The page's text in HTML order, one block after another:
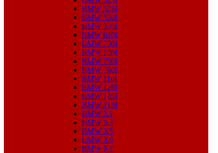
BMW 528I
BMW 530I
BMW 535I
BMW 640I
BMW 730I
BMW 740I
BMW 750I
BMW 760I
BMW 116I
BMW 128I
BMW 135I
BMW 218I
BMW X1
BMW X3
BMW X5
BMW X6
BMW X7